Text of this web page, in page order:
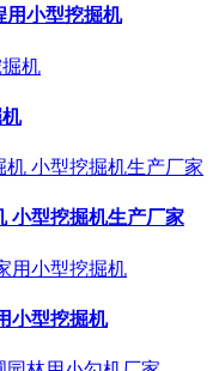
用小型挖掘机
小型挖掘机生产厂家
小型挖掘机